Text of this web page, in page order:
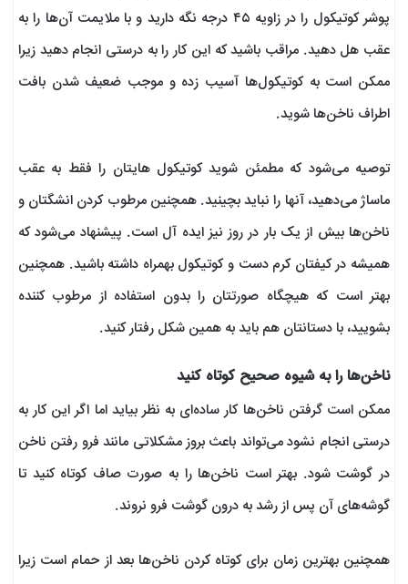
پوشر کوتیکول را در زاویه ۴۵ درجه نگه دارید و با ملایمت آن‌ها را به
عقب هل دهید. مراقب باشید که این کار را به درستی انجام دهید زیرا
ممکن است به کوتیکول‌ها آسیب زده و موجب ضعیف شدن بافت
اطراف ناخن‌ها شوید.
توصیه می‌شود که مطمئن شوید کوتیکول هایتان را فقط به عقب
ماساژ می‌دهید، آنها را نباید بچینید. همچنین مرطوب کردن انشگتان و
ناخن‌ها بیش از یک بار در روز نیز ایده آل است. پیشنهاد می‌شود که
همیشه در کیفتان کرم دست و کوتیکول بهمراه داشته باشید. همچنین
بهتر است که هیچگاه صورتتان را بدون استفاده از مرطوب کننده
بشویید، با دستانتان هم باید به همین شکل رفتار کنید.
ناخن‌ها را به شیوه صحیح کوتاه کنید
ممکن است گرفتن ناخن‌ها کار ساده‌ای به نظر بیاید اما اگر این کار به
درستی انجام نشود می‌تواند باعث بروز مشکلاتی مانند فرو رفتن ناخن
در گوشت شود. بهتر است ناخن‌ها را به صورت صاف کوتاه کنید تا
گوشه‌های آن پس از رشد به درون گوشت فرو نروند.
همچنین بهترین زمان برای کوتاه کردن ناخن‌ها بعد از حمام است زیرا